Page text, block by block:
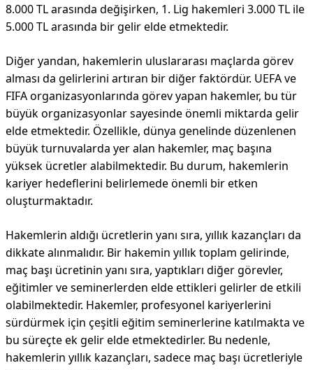
8.000 TL arasında değişirken, 1. Lig hakemleri 3.000 TL ile
5.000 TL arasında bir gelir elde etmektedir.
Diğer yandan, hakemlerin uluslararası maçlarda görev
alması da gelirlerini artıran bir diğer faktördür. UEFA ve
FIFA organizasyonlarında görev yapan hakemler, bu tür
büyük organizasyonlar sayesinde önemli miktarda gelir
elde etmektedir. Özellikle, dünya genelinde düzenlenen
büyük turnuvalarda yer alan hakemler, maç başına
yüksek ücretler alabilmektedir. Bu durum, hakemlerin
kariyer hedeflerini belirlemede önemli bir etken
oluşturmaktadır.
Hakemlerin aldığı ücretlerin yanı sıra, yıllık kazançları da
dikkate alınmalıdır. Bir hakemin yıllık toplam gelirinde,
maç başı ücretinin yanı sıra, yaptıkları diğer görevler,
eğitimler ve seminerlerden elde ettikleri gelirler de etkili
olabilmektedir. Hakemler, profesyonel kariyerlerini
sürdürmek için çeşitli eğitim seminerlerine katılmakta ve
bu süreçte ek gelir elde etmektedirler. Bu nedenle,
hakemlerin yıllık kazançları, sadece maç başı ücretleriyle